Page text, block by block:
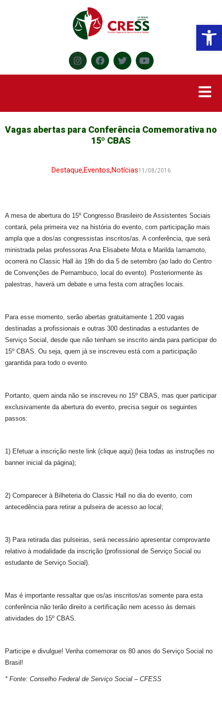
Vagas abertas para Conferência Comemorativa no
15º CBAS
Destaque,Eventos,Notícias11/08/2016
A mesa de abertura do 15º Congresso Brasileiro de Assistentes Sociais
contará, pela primeira vez na história do evento, com participação mais
ampla que a dos/as congressistas inscritos/as. A conferência, que será
ministrada pelas professoras Ana Elisabete Mota e Marilda Iamamoto,
ocorrerá no Classic Hall às 19h do dia 5 de setembro (ao lado do Centro
de Convenções de Pernambuco, local do evento). Posteriormente às
palestras, haverá um debate e uma festa com atrações locais.
Para esse momento, serão abertas gratuitamente 1.200 vagas
destinadas a profissionais e outras 300 destinadas a estudantes de
Serviço Social, desde que não tenham se inscrito ainda para participar do
15º CBAS. Ou seja, quem já se inscreveu está com a participação
garantida para todo o evento.
Portanto, quem ainda não se inscreveu no 15º CBAS, mas quer participar
exclusivamente da abertura do evento, precisa seguir os seguintes
passos:
1) Efetuar a inscrição neste link (clique aqui) (leia todas as instruções no
banner inicial da página);
2) Comparecer à Bilheteria do Classic Hall no dia do evento, com
antecedência para retirar a pulseira de acesso ao local;
3) Para retirada das pulseiras, será necessário apresentar comprovante
relativo à modalidade da inscrição (profissional de Serviço Social ou
estudante de Serviço Social).
Mas é importante ressaltar que os/as inscritos/as somente para esta
conferência não terão direito a certificação nem acesso às demais
atividades do 15º CBAS.
Participe e divulgue! Venha comemorar os 80 anos do Serviço Social no
Brasil!
* Fonte: Conselho Federal de Serviço Social – CFESS